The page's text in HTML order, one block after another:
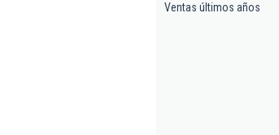
Ventas últimos años